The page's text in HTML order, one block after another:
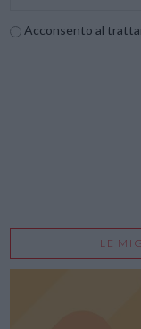
Acconsento al
LE